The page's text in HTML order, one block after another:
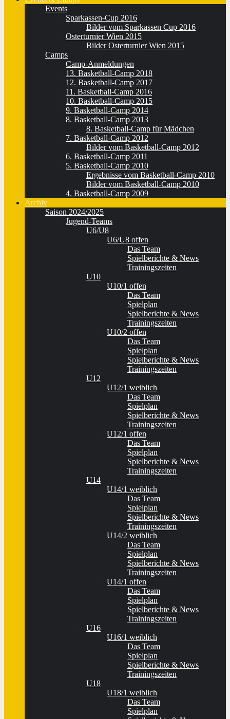
Events
Sparkassen-Cup 2016
Bilder vom Sparkassen Cup 2016
Osterturnier Wien 2015
Bilder Osterturnier Wien 2015
Camps
Camp-Anmeldungen
13. Basketball-Camp 2018
12. Basketball-Camp 2017
11. Basketball-Camp 2016
10. Basketball-Camp 2015
9. Basketball-Camp 2014
8. Basketball-Camp 2013
8. Basketball-Camp für Mädchen
7. Basketball-Camp 2012
Bilder vom Basketball-Camp 2012
6. Basketball-Camp 2011
5. Basketball-Camp 2010
Ergebnisse vom Basketball-Camp 2010
Bilder vom Basketball-Camp 2010
4. Basketball-Camp 2009
Archiv
Saison 2024/2025
Jugend-Teams
U6/U8
U6/U8 offen
Das Team
Spielberichte & News
Trainingszeiten
U10
U10/1 offen
Das Team
Spielplan
Spielberichte & News
Trainingszeiten
U10/2 offen
Das Team
Spielplan
Spielberichte & News
Trainingszeiten
U12
U12/1 weiblich
Das Team
Spielplan
Spielberichte & News
Trainingszeiten
U12/1 offen
Das Team
Spielplan
Spielberichte & News
Trainingszeiten
U14
U14/1 weiblich
Das Team
Spielplan
Spielberichte & News
Trainingszeiten
U14/2 weiblich
Das Team
Spielplan
Spielberichte & News
Trainingszeiten
U14/1 offen
Das Team
Spielplan
Spielberichte & News
Trainingszeiten
U16
U16/1 weiblich
Das Team
Spielplan
Spielberichte & News
Trainingszeiten
U18
U18/1 weiblich
Das Team
Spielplan